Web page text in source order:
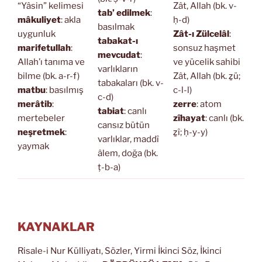
“Yâsin” kelimesi
mâkuliyet: akla
uygunluk
marifetullah:
Allah’ı tanıma ve
bilme (bk. a-r-f)
matbu: basılmış
merâtib:
mertebeler
neşretmek:
yaymak
tab’ edilmek:
basılmak
tabakat-ı
mevcudat:
varlıkların
tabakaları (bk. v-
c-d)
tabiat: canlı
cansız bütün
varlıklar, maddî
âlem, doğa (bk.
ṭ-b-a)
Zât, Allah (bk. v-
ḥ-d)
Zât-ı Zülcelâl:
sonsuz haşmet
ve yücelik sahibi
Zât, Allah (bk. ẕü;
c-l-l)
zerre: atom
zîhayat: canlı (bk.
ẕî; ḥ-y-y)
KAYNAKLAR
Risale-i Nur Külliyatı, Sözler, Yirmi İkinci Söz, İkinci